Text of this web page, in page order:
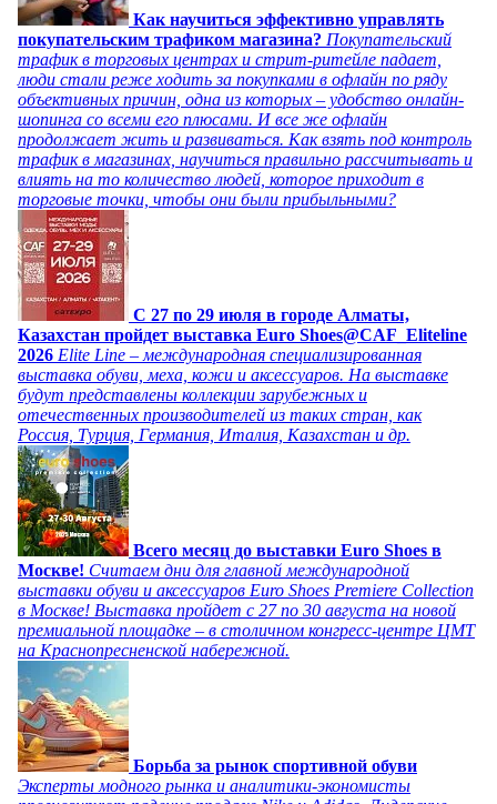
Как научиться эффективно управлять
покупательским трафиком магазина? Покупательский
трафик в торговых центрах и стрит-ритейле падает,
люди стали реже ходить за покупками в офлайн по ряду
объективных причин, одна из которых – удобство онлайн-
шопинга со всеми его плюсами. И все же офлайн
продолжает жить и развиваться. Как взять под контроль
трафик в магазинах, научиться правильно рассчитывать и
влиять на то количество людей, которое приходит в
торговые точки, чтобы они были прибыльными?
C 27 по 29 июля в городе Алматы,
Казахстан пройдет выставка Euro Shoes@CAF_Eliteline
2026 Elite Line – международная специализированная
выставка обуви, меха, кожи и аксессуаров. На выставке
будут представлены коллекции зарубежных и
отечественных производителей из таких стран, как
Россия, Турция, Германия, Италия, Казахстан и др.
Всего месяц до выставки Euro Shoes в
Москве! Считаем дни для главной международной
выставки обуви и аксессуаров Euro Shoes Premiere Collection
в Москве! Выставка пройдет с 27 по 30 августа на новой
премиальной площадке – в столичном конгресс-центре ЦМТ
на Краснопресненской набережной.
Борьба за рынок спортивной обуви
Эксперты модного рынка и аналитики-экономисты